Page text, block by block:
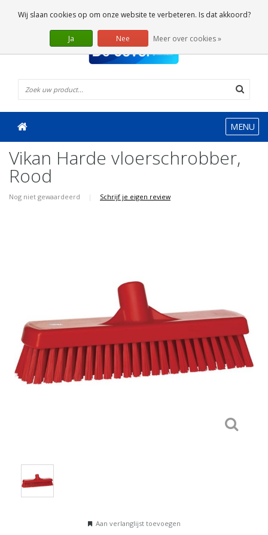
0 Artikelen
MENU
Vikan Harde vloerschrobber,
Rood
Nog niet gewaardeerd | Schrijf je eigen review
Aan verlanglijst toevoegen
Wij slaan cookies op om onze website te verbeteren. Is dat akkoord?
Ja Nee Meer over cookies »